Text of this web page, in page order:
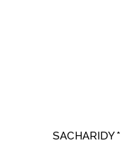
SACHARIDY *